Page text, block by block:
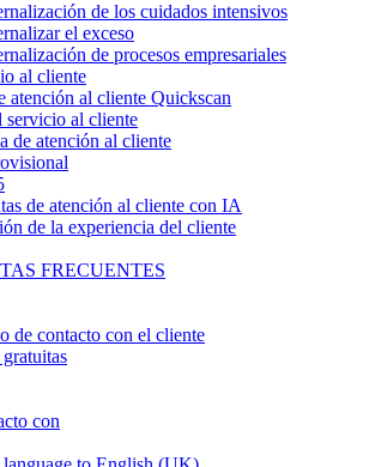
de los cuidados intensivos
el exceso
de procesos empresariales
al cliente
atención al cliente Quickscan
servicio al cliente
de atención al cliente
de atención al cliente con IA
de la experiencia del cliente
FRECUENTES
de contacto con el cliente
con